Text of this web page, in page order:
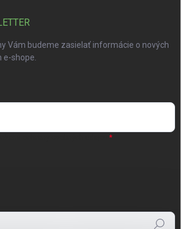
Vám budeme zasielať informácie o nových
e-shope.
Hľadať